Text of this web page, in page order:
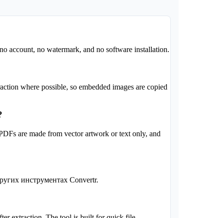
account, no watermark, and no software installation.
where possible, so embedded images are copied
are made from vector artwork or text only, and
инструментах Convertr.